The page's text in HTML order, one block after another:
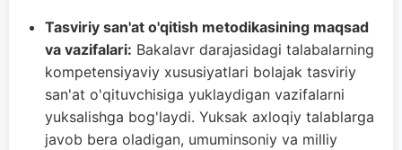
Tasviriy san'at o'qitish metodikasining maqsad
va vazifalari: Bakalavr darajasidagi talabalarning
kompetensiyaviy xususiyatlari bolajak tasviriy
san'at o'qituvchisiga yuklaydigan vazifalarni
yuksalishga bog'laydi. Yuksak axloqiy talablarga
javob bera oladigan, umuminsoniy va milliy